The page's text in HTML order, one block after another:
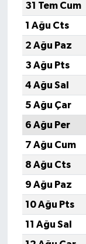
31 Tem Cum
1 Ağu Cts
2 Ağu Paz
3 Ağu Pts
4 Ağu Sal
5 Ağu Çar
6 Ağu Per
7 Ağu Cum
8 Ağu Cts
9 Ağu Paz
10 Ağu Pts
11 Ağu Sal